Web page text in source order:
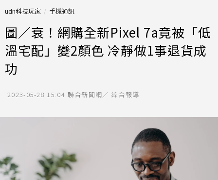
udn科技玩家 手機通訊
圖／衰！網購全新Pixel 7a竟被「低
溫宅配」變2顏色 冷靜做1事退貨成
功
2023-05-28 15:04 聯合新聞網／ 綜合報導